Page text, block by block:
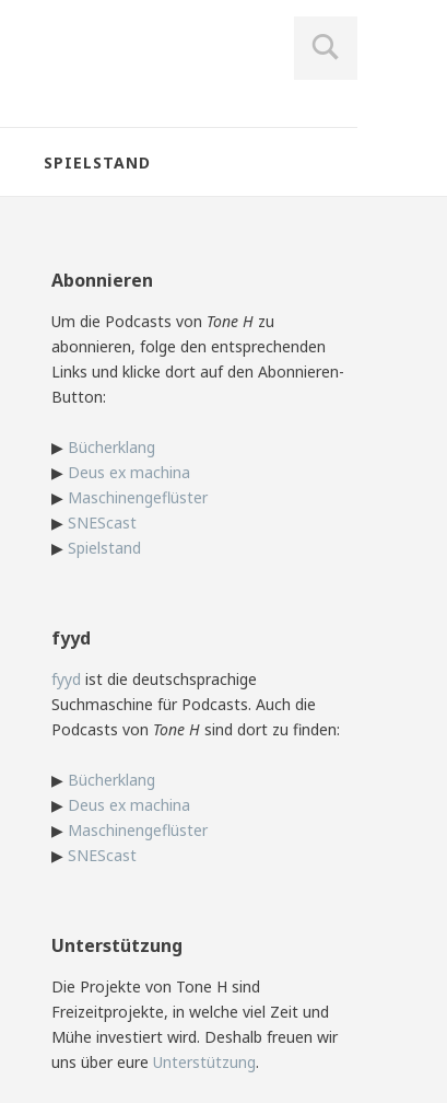
SPIELSTAND
Abonnieren
Um die Podcasts von Tone H zu
abonnieren, folge den entsprechenden
Links und klicke dort auf den Abonnieren-
Button:
▶ Bücherklang
▶ Deus ex machina
▶ Maschinengeflüster
▶ SNEScast
▶ Spielstand
fyyd
fyyd ist die deutschsprachige
Suchmaschine für Podcasts. Auch die
Podcasts von Tone H sind dort zu finden:
▶ Bücherklang
▶ Deus ex machina
▶ Maschinengeflüster
▶ SNEScast
Unterstützung
Die Projekte von Tone H sind
Freizeitprojekte, in welche viel Zeit und
Mühe investiert wird. Deshalb freuen wir
uns über eure Unterstützung.